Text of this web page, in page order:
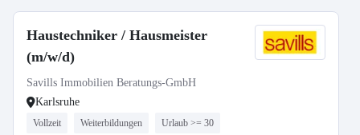
Haustechniker / Hausmeister
(m/w/d)
Savills Immobilien Beratungs-GmbH
Karlsruhe
Vollzeit Weiterbildungen Urlaub >= 30